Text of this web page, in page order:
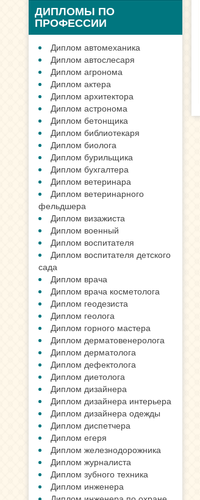
ДИПЛОМЫ ПО
ПРОФЕССИИ
Диплом автомеханика
Диплом автослесаря
Диплом агронома
Диплом актера
Диплом архитектора
Диплом астронома
Диплом бетонщика
Диплом библиотекаря
Диплом биолога
Диплом бурильщика
Диплом бухгалтера
Диплом ветеринара
Диплом ветеринарного
фельдшера
Диплом визажиста
Диплом военный
Диплом воспитателя
Диплом воспитателя детского
сада
Диплом врача
Диплом врача косметолога
Диплом геодезиста
Диплом геолога
Диплом горного мастера
Диплом дерматовенеролога
Диплом дерматолога
Диплом дефектолога
Диплом диетолога
Диплом дизайнера
Диплом дизайнера интерьера
Диплом дизайнера одежды
Диплом диспетчера
Диплом егеря
Диплом железнодорожника
Диплом журналиста
Диплом зубного техника
Диплом инженера